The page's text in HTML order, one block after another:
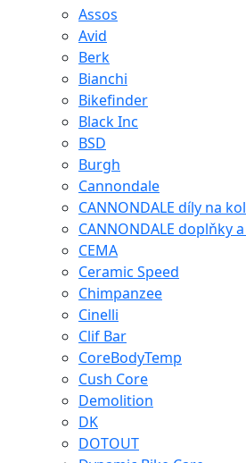
Assos
Avid
Berk
Bianchi
Bikefinder
Black Inc
BSD
Burgh
Cannondale
CANNONDALE díly na
CANNONDALE doplňky
CEMA
Ceramic Speed
Chimpanzee
Cinelli
Clif Bar
CoreBodyTemp
Cush Core
Demolition
DK
DOTOUT